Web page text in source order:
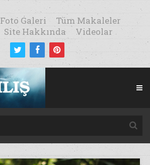
Foto Galeri
Tüm Makaleler
Site Hakkında Videolar